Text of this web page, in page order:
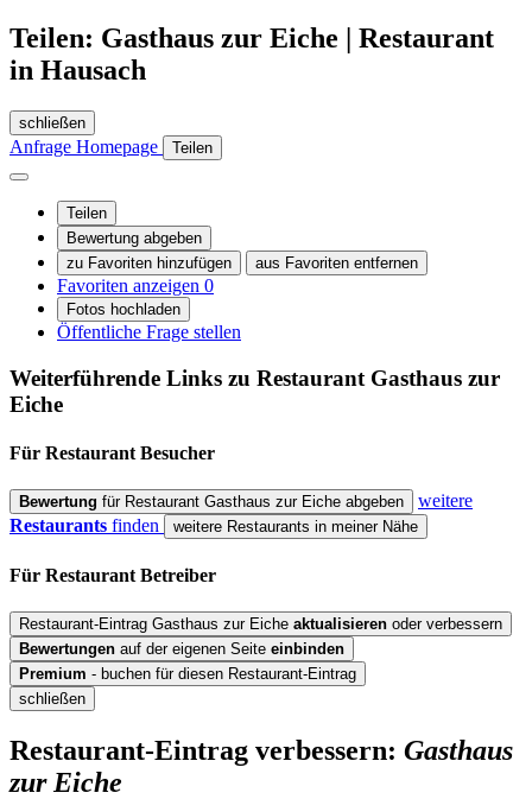
Teilen: Gasthaus zur Eiche | Restaurant
in Hausach
schließen
Anfrage Homepage Teilen
Teilen
Bewertung abgeben
zu Favoriten hinzufügen
aus Favoriten entfernen
Favoriten anzeigen 0
Fotos hochladen
Öffentliche Frage stellen
Weiterführende Links zu Restaurant Gasthaus zur
Eiche
Für Restaurant Besucher
Bewertung für Restaurant Gasthaus zur Eiche abgeben
weitere
Restaurants finden weitere Restaurants in meiner Nähe
Für Restaurant Betreiber
Restaurant-Eintrag Gasthaus zur Eiche aktualisieren oder verbessern
Bewertungen auf der eigenen Seite einbinden
Premium - buchen für diesen Restaurant-Eintrag
schließen
Restaurant-Eintrag verbessern: Gasthaus
zur Eiche